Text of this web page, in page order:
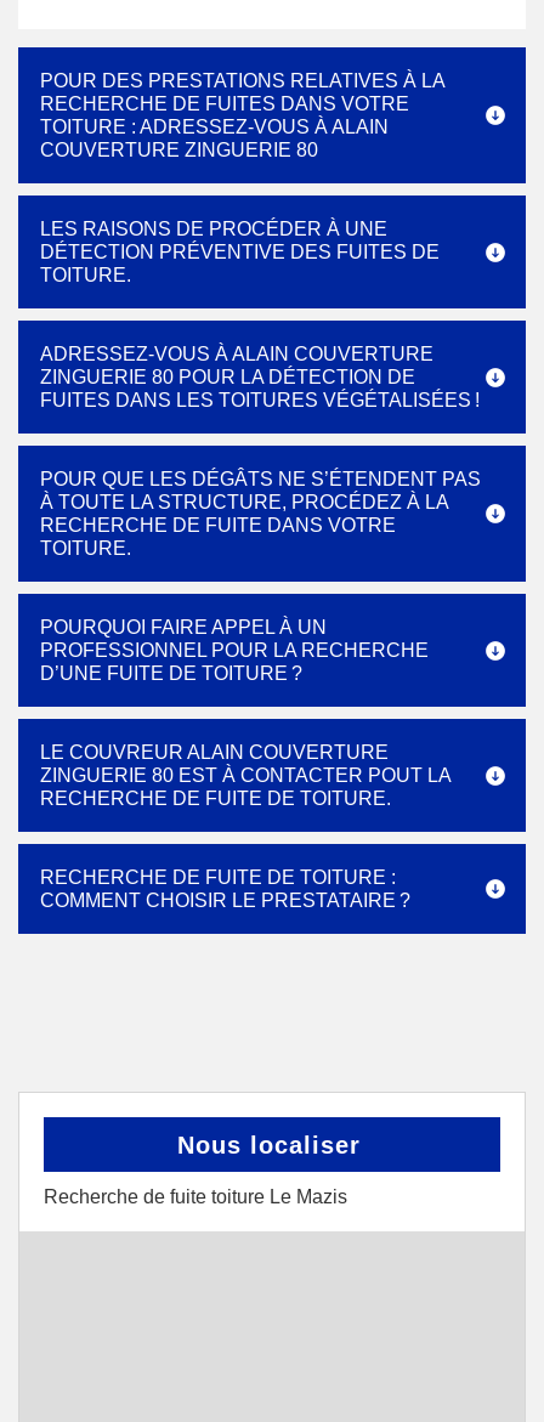
POUR DES PRESTATIONS RELATIVES À LA
RECHERCHE DE FUITES DANS VOTRE
TOITURE : ADRESSEZ-VOUS À ALAIN
COUVERTURE ZINGUERIE 80
LES RAISONS DE PROCÉDER À UNE
DÉTECTION PRÉVENTIVE DES FUITES DE
TOITURE.
ADRESSEZ-VOUS À ALAIN COUVERTURE
ZINGUERIE 80 POUR LA DÉTECTION DE
FUITES DANS LES TOITURES VÉGÉTALISÉES !
POUR QUE LES DÉGÂTS NE S’ÉTENDENT PAS
À TOUTE LA STRUCTURE, PROCÉDEZ À LA
RECHERCHE DE FUITE DANS VOTRE
TOITURE.
POURQUOI FAIRE APPEL À UN
PROFESSIONNEL POUR LA RECHERCHE
D’UNE FUITE DE TOITURE ?
LE COUVREUR ALAIN COUVERTURE
ZINGUERIE 80 EST À CONTACTER POUT LA
RECHERCHE DE FUITE DE TOITURE.
RECHERCHE DE FUITE DE TOITURE :
COMMENT CHOISIR LE PRESTATAIRE ?
Nous localiser
Recherche de fuite toiture Le Mazis